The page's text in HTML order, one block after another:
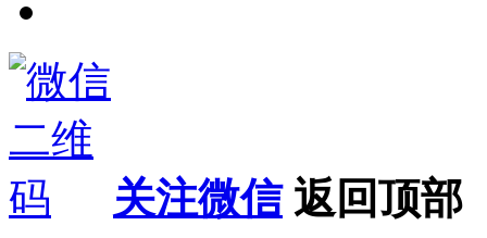
关注微信 返回顶部